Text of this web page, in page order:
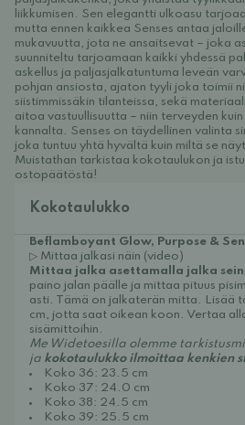
liikkumisen. Sen elegantti ulkoasu
mutta ennen kaikkea Senses antaa
mukavuutta, jota ne ansaitsevat – joka
suunniteltu tarjoamaan kaikki yhdessä
askellus ja paljasjalkatuntuma leveän
pohjan ansiosta, ajaton tyyli joka toimii
siistimmissäkin tilanteissa, sekä
aitoa vastuullisuutta – niin terveyden
kannalta. Senses on täydellinen valinta
joka tuntuu yhtä hyvältä kuin miltä se
Muistathan tarkistaa kokotaulukon ja
ostopäätöstä!
Kokotaulukko
Beflamboyant Glow, Purpose &
▷ Mittaa jalkasi näin (video)
Mittaa jalka asettamalla jalka
paino jalan päälle ja mittaa pituus
asti. Tämä on jalkaterän mitta. Lisää
cm, jotta saat oikean koon. Vertaa
sisämittoihin.
Me Widetoesilla olemme
ja kokotaulukko ilmoittaa kenkien
Koko 36: 23.5 cm
Koko 37: 24.0 cm
Koko 38: 24.5 cm
Koko 39: 25.5 cm